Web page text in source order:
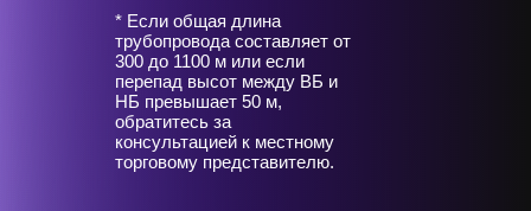
* Если общая длина
трубопровода составляет от
300 до 1100 м или если
перепад высот между ВБ и
НБ превышает 50 м,
обратитесь за
консультацией к местному
торговому представителю.